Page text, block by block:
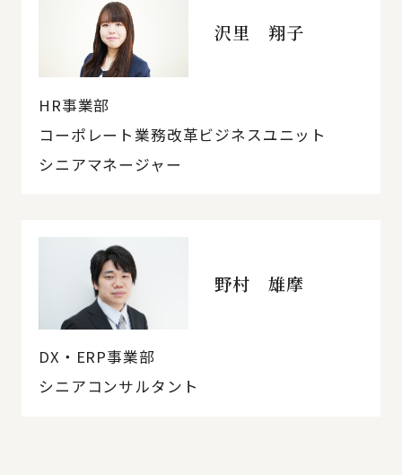
沢里 翔子
HR事業部
コーポレート業務改革ビジネスユニット
シニアマネージャー
野村 雄摩
DX・ERP事業部
シニアコンサルタント